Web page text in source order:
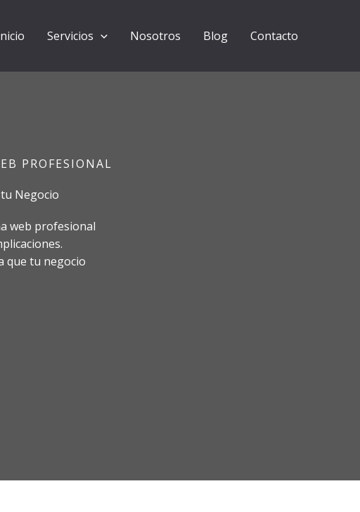
Servicios Nosotros Blog Contacto
PROFESIONAL
Negocio
web profesional
que tu negocio